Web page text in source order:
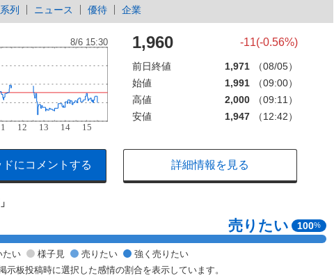
列 ニュース 優待 企業
1,960 -11(-0.56%)
前日終値 1,971
（08/05）
始値
1,991
（09:00）
高値
2,000
（09:11）
安値
1,947 （12:42）
ドにコメントする 詳細情報を見る
売りたい 100%
たい 様子見 売りたい
強く売りたい
示板投稿時に選択した感情の割合を表示しています。